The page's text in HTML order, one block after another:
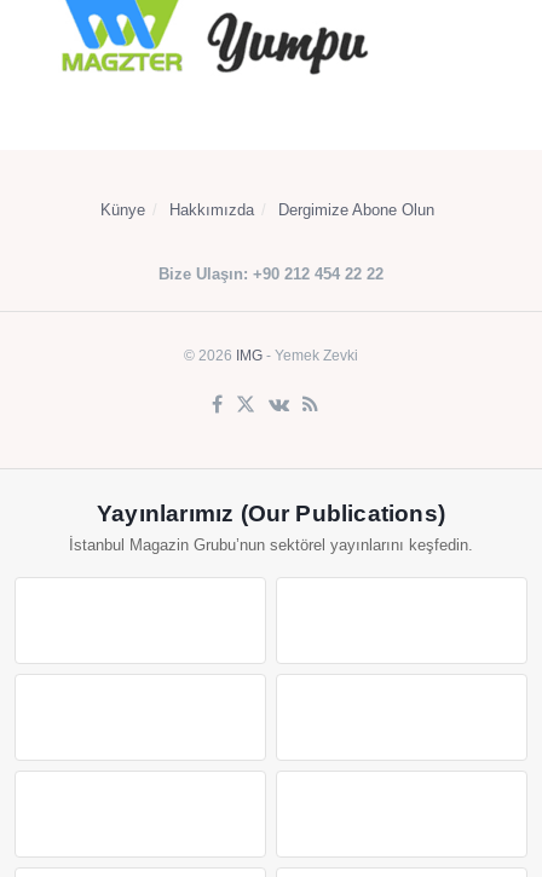
Künye Hakkımızda Dergimize Abone Olun
Bize Ulaşın: +90 212 454 22 22
© 2026 IMG - Yemek Zevki
Yayınlarımız (Our Publications)
İstanbul Magazin Grubu’nun sektörel yayınlarını keşfedin.